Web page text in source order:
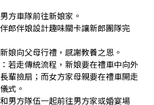
男方車隊前往新娘家。
伴郎伴娘設計趣味關卡讓新郎團隊完
新娘向父母行禮，感謝教養之恩。
：若走傳統流程，新娘要在禮車中向外
輩撿扇；而女方家母親要在禮車開走
式。
和男方隊伍一起前往男方家或婚宴場